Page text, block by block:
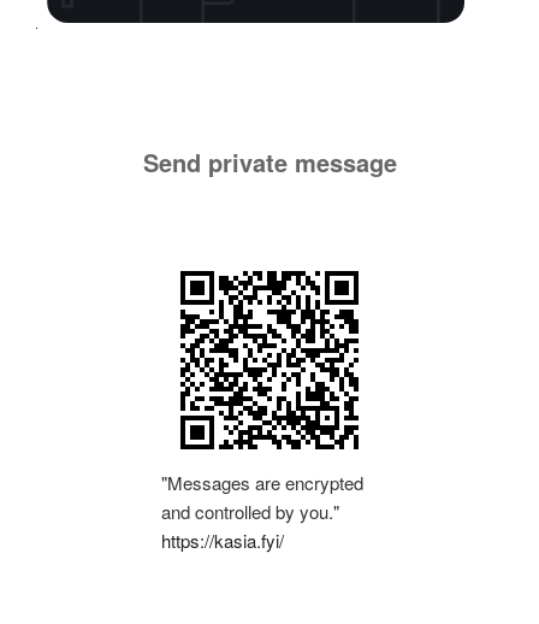
Send private message
"Messages are encrypted
and controlled by you."
https://kasia.fyi/